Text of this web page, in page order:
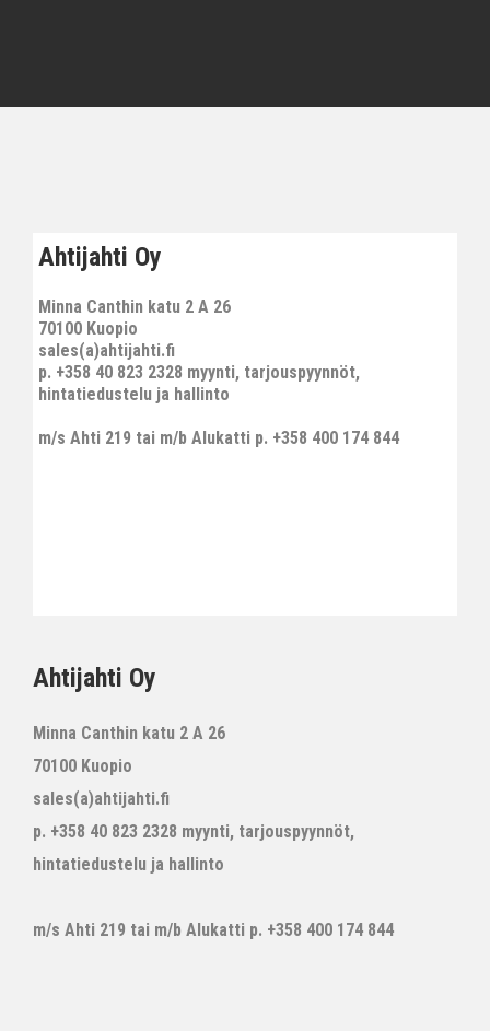
Ahtijahti Oy
Minna Canthin katu 2 A 26
70100 Kuopio
sales(a)ahtijahti.fi
p. +358 40 823 2328 myynti, tarjouspyynnöt,
hintatiedustelu ja hallinto
m/s Ahti 219 tai m/b Alukatti p. +358 400 174 844
Ahtijahti Oy
Minna Canthin katu 2 A 26
70100 Kuopio
sales(a)ahtijahti.fi
p. +358 40 823 2328 myynti, tarjouspyynnöt,
hintatiedustelu ja hallinto
m/s Ahti 219 tai m/b Alukatti p. +358 400 174 844